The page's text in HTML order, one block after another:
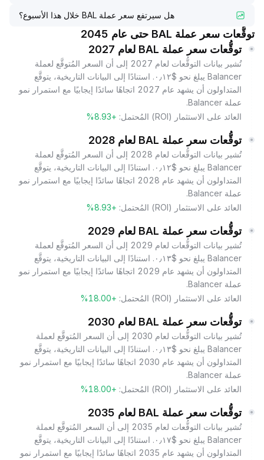
هل سيرتفع سعر عملة BAL خلال هذا الأسبوع؟
توقُّعات سعر عملة BAL حتى عام 2045
توقُّعات سعر عملة BAL لعام 2027
تُشير بيانات التوقُّعات لعام 2027 إلى أن السعر المُتوقَّع لعملة
Balancer يبلغ نحو $٠٫١٢. استنادًا إلى البيانات التاريخية، يتوقَّع
المتداولون أن يشهد عام 2027 اتجاهًا سائدًا إيجابيًا مع استمرار نمو
عملة Balancer.
العائد على الاستثمار (ROI) المُحتمل:
+8.93%
توقُّعات سعر عملة BAL لعام 2028
تُشير بيانات التوقُّعات لعام 2028 إلى أن السعر المُتوقَّع لعملة
Balancer يبلغ نحو $٠٫١٢. استنادًا إلى البيانات التاريخية، يتوقَّع
المتداولون أن يشهد عام 2028 اتجاهًا سائدًا إيجابيًا مع استمرار نمو
عملة Balancer.
العائد على الاستثمار (ROI) المُحتمل:
+8.93%
توقُّعات سعر عملة BAL لعام 2029
تُشير بيانات التوقُّعات لعام 2029 إلى أن السعر المُتوقَّع لعملة
Balancer يبلغ نحو $٠٫١٣. استنادًا إلى البيانات التاريخية، يتوقَّع
المتداولون أن يشهد عام 2029 اتجاهًا سائدًا إيجابيًا مع استمرار نمو
عملة Balancer.
العائد على الاستثمار (ROI) المُحتمل:
+18.00%
توقُّعات سعر عملة BAL لعام 2030
تُشير بيانات التوقُّعات لعام 2030 إلى أن السعر المُتوقَّع لعملة
Balancer يبلغ نحو $٠٫١٣. استنادًا إلى البيانات التاريخية، يتوقَّع
المتداولون أن يشهد عام 2030 اتجاهًا سائدًا إيجابيًا مع استمرار نمو
عملة Balancer.
العائد على الاستثمار (ROI) المُحتمل:
+18.00%
توقُّعات سعر عملة BAL لعام 2035
تُشير بيانات التوقُّعات لعام 2035 إلى أن السعر المُتوقَّع لعملة
Balancer يبلغ نحو $٠٫١٧. استنادًا إلى البيانات التاريخية، يتوقَّع
المتداولون أن يشهد عام 2035 اتجاهًا سائدًا إيجابيًا مع استمرار نمو